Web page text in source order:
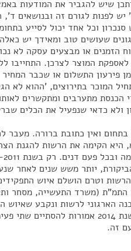
שיש להגביר את המודעות
לפנות לגורם זה ובנושאים ד',
סנכרון וכל אחד יכול לסייע
שעושים טוב ומאידך יש
הזמנים או מבצעים עסקה לא
לאספקת המוצר לצרכן. התחייבו
פירעון התשלום או שכבר
המוכר בתירוצים, 'ההוא לא
הכנסת מתערבים ומתקשרים
ולא כדאי שנפעיל את הכלים
בתחום ואין כתובת ברורה. מעבר
היא הקימה את הרשות להגנת
יותר משש שנים לאחר
וטרם הושלם איוש
הגיע משרד התמ"ת (משרד התעשייה,
הארגוני לרשות ונקבע שאיוש
פעימות" למעשה עד סוף שנת 2014
זה.